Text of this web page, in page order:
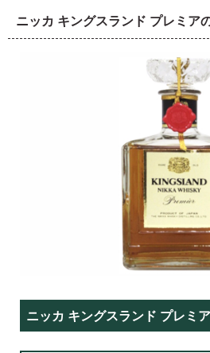
ニッカ キングスランド プレミア
ニッカ キングスランド プレミ